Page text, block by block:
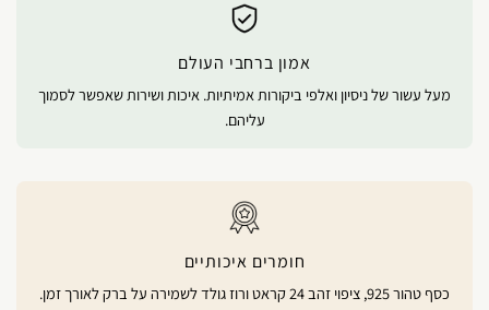
אמון ברחבי העולם
מעל עשור של ניסיון ואלפי ביקורות אמיתיות. איכות ושירות שאפשר לסמוך
עליהם.
חומרים איכותיים
כסף טהור 925, ציפוי זהב 24 קראט ורוז גולד לשמירה על ברק לאורך זמן.